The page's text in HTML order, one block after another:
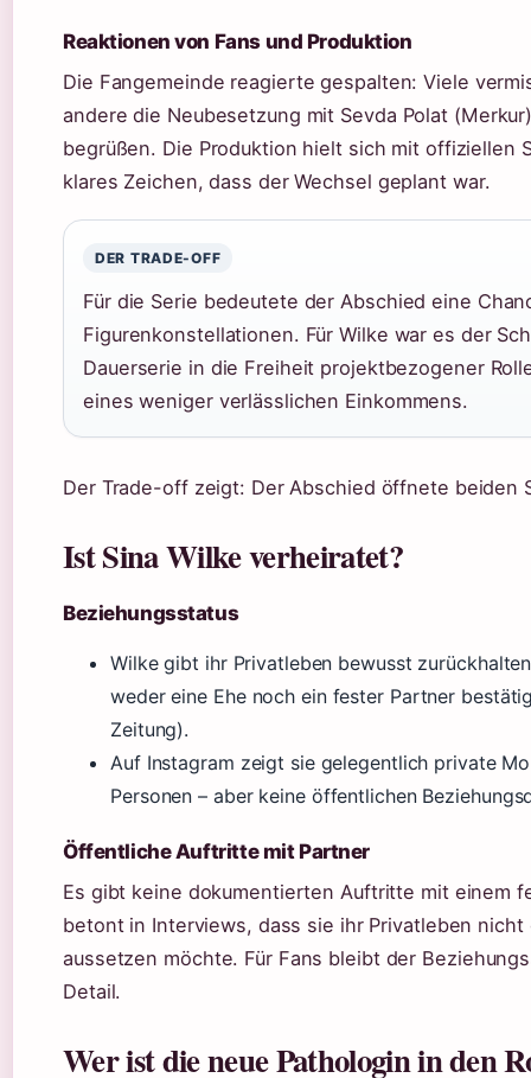
Reaktionen von Fans und Produktion
Die Fangemeinde reagierte gespalten: Viele
andere die Neubesetzung mit Sevda Polat
begrüßen. Die Produktion hielt sich mit offiziellen
klares Zeichen, dass der Wechsel geplant war.
DER TRADE-OFF
Für die Serie bedeutete der Abschied eine
Figurenkonstellationen. Für Wilke war es der
Dauerserie in die Freiheit projektbezogener
eines weniger verlässlichen Einkommens.
Der Trade-off zeigt: Der Abschied öffnete beiden
Ist Sina Wilke verheiratet?
Beziehungsstatus
Wilke gibt ihr Privatleben bewusst
weder eine Ehe noch ein fester Partner
Zeitung).
Auf Instagram zeigt sie gelegentlich private
Personen – aber keine öffentlichen
Öffentliche Auftritte mit Partner
Es gibt keine dokumentierten Auftritte mit einem
betont in Interviews, dass sie ihr Privatleben
aussetzen möchte. Für Fans bleibt der
Detail.
Wer ist die neue Pathologin in den